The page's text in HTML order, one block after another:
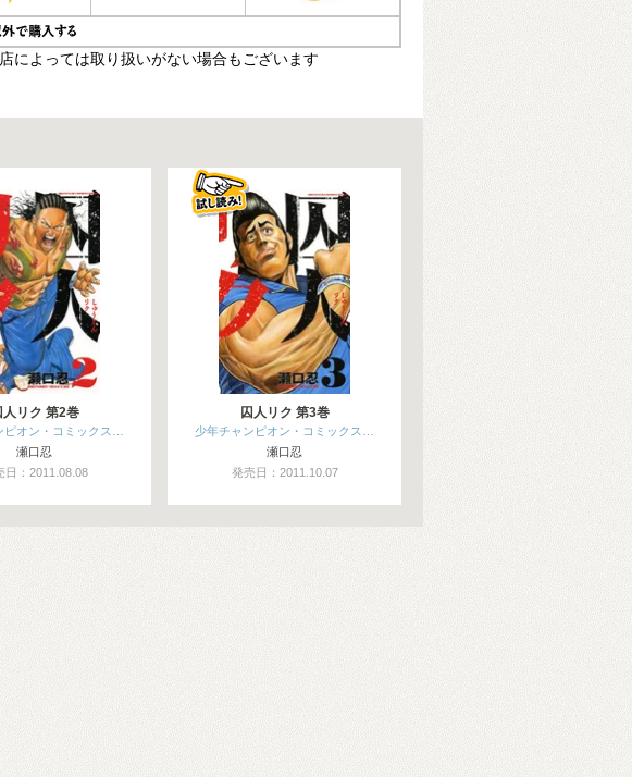
によっては取り扱いがない場合もございます
人リク 第2巻
ピオン・コミックス…
瀬口忍
日：2011.08.08
囚人リク 第3巻
少年チャンピオン・コミックス…
瀬口忍
発売日：2011.10.07